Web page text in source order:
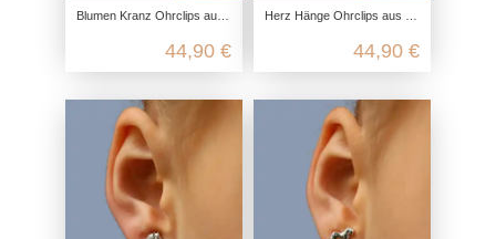
Blumen Kranz Ohrclips aus 925 Sterling Silber
44,90 €
Herz Hänge Ohrclips aus 925 Sterling Silber
44,90 €